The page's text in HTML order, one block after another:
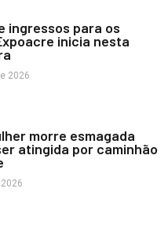
ingressos para os
inicia nesta
2026
morre esmagada
atingida por caminhão